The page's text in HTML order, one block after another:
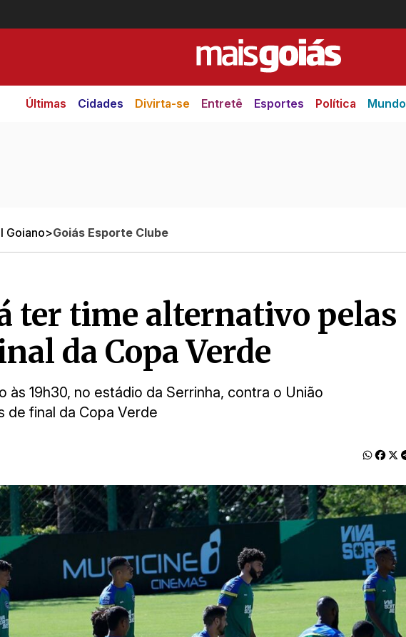
Últimas Cidades Divirta-se Entretê Esportes Política Mundo
Goiano>Goiás Esporte Clube
ter time alternativo pelas
da Copa Verde
às 19h30, no estádio da Serrinha, contra o União
de final da Copa Verde